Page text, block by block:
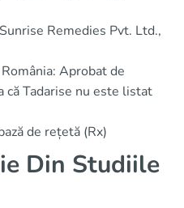
Remedies Pvt. Ltd.,
Aprobat de
că Tadarise nu este listat
de rețetă (Rx)
Din Studiile